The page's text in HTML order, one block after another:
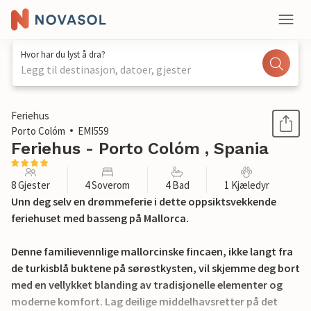
Hvor har du lyst å dra?
Legg til destinasjon, datoer, gjester
1 / 48
Feriehus
Porto Colóm
EMI559
Feriehus - Porto Colóm , Spania
8 Gjester 4 Soverom 4 Bad 1 Kjæledyr
Unn deg selv en drømmeferie i dette oppsiktsvekkende
feriehuset med basseng på Mallorca.
Denne familievennlige mallorcinske fincaen, ikke langt fra
de turkisblå buktene på sørøstkysten, vil skjemme deg bort
med en vellykket blanding av tradisjonelle elementer og
moderne komfort. Lag deilige middelhavsretter på det